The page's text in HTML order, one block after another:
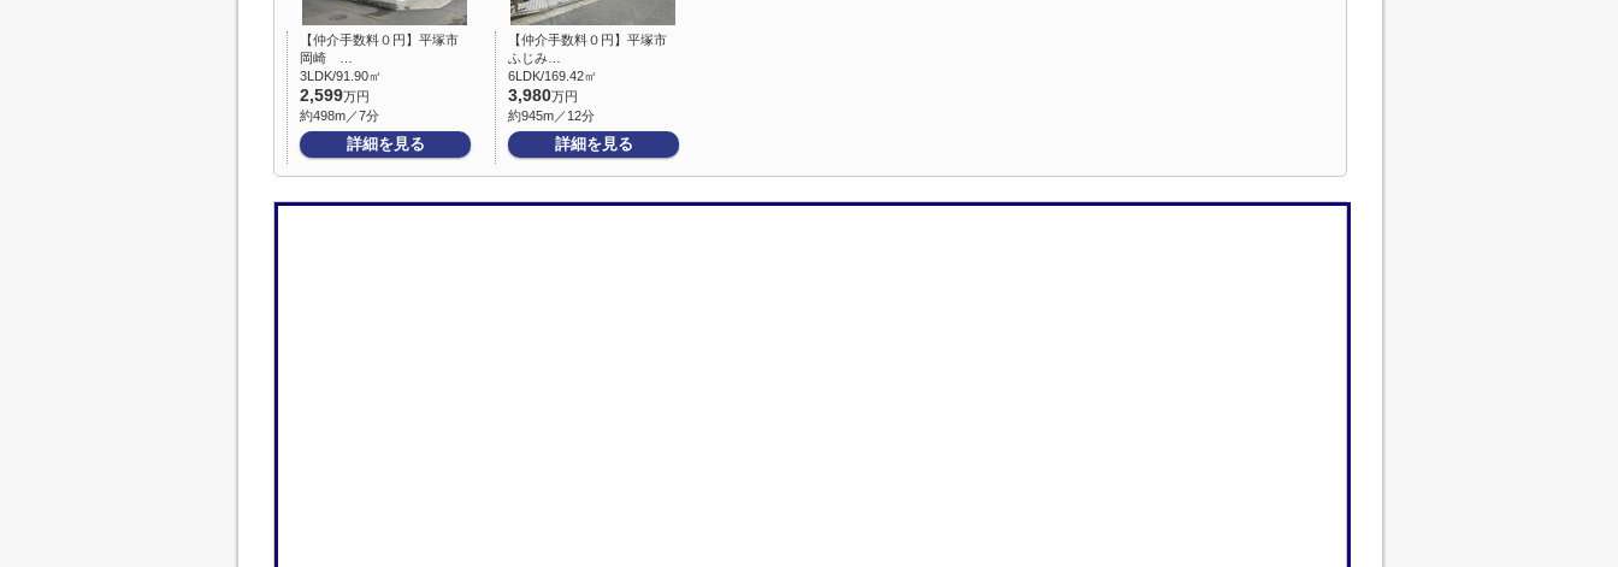
【仲介手数料０円】平塚市
岡崎 …
3LDK/91.90㎡
2,599万円
約498m／7分
詳細を見る
【仲介手数料０円】平塚市
ふじみ…
6LDK/169.42㎡
3,980万円
約945m／12分
詳細を見る